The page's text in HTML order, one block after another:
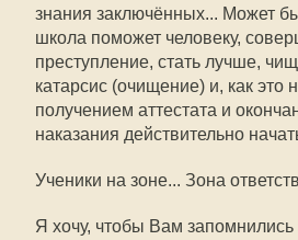
знания заключённых... Может
школа поможет человеку,
преступление, стать лучше,
катарсис (очищение) и, как это
получением аттестата и
наказания действительно
Ученики на зоне... Зона
Я хочу, чтобы Вам запомнились